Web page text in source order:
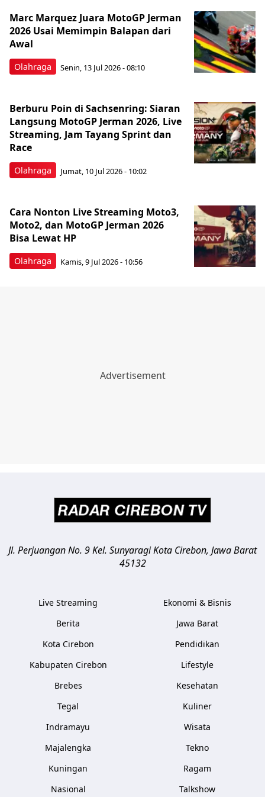
Olahraga
Marc Marquez Juara MotoGP Jerman
2026 Usai Memimpin Balapan dari
Awal
Senin, 13 Jul 2026 - 08:10
Olahraga
Berburu Poin di Sachsenring: Siaran
Langsung MotoGP Jerman 2026, Live
Streaming, Jam Tayang Sprint dan
Race
Jumat, 10 Jul 2026 - 10:02
Olahraga
Cara Nonton Live Streaming Moto3,
Moto2, dan MotoGP Jerman 2026
Bisa Lewat HP
Kamis, 9 Jul 2026 - 10:56
Jl. Perjuangan No. 9 Kel. SunyaragiKota Cirebon, Jawa Barat
45132
Live Streaming
Berita
Kota Cirebon
Kabupaten Cirebon
Brebes
Tegal
Indramayu
Majalengka
Kuningan
Nasional
Ekonomi & Bisnis
Jawa Barat
Pendidikan
Lifestyle
Kesehatan
Kuliner
Wisata
Tekno
Ragam
Talkshow